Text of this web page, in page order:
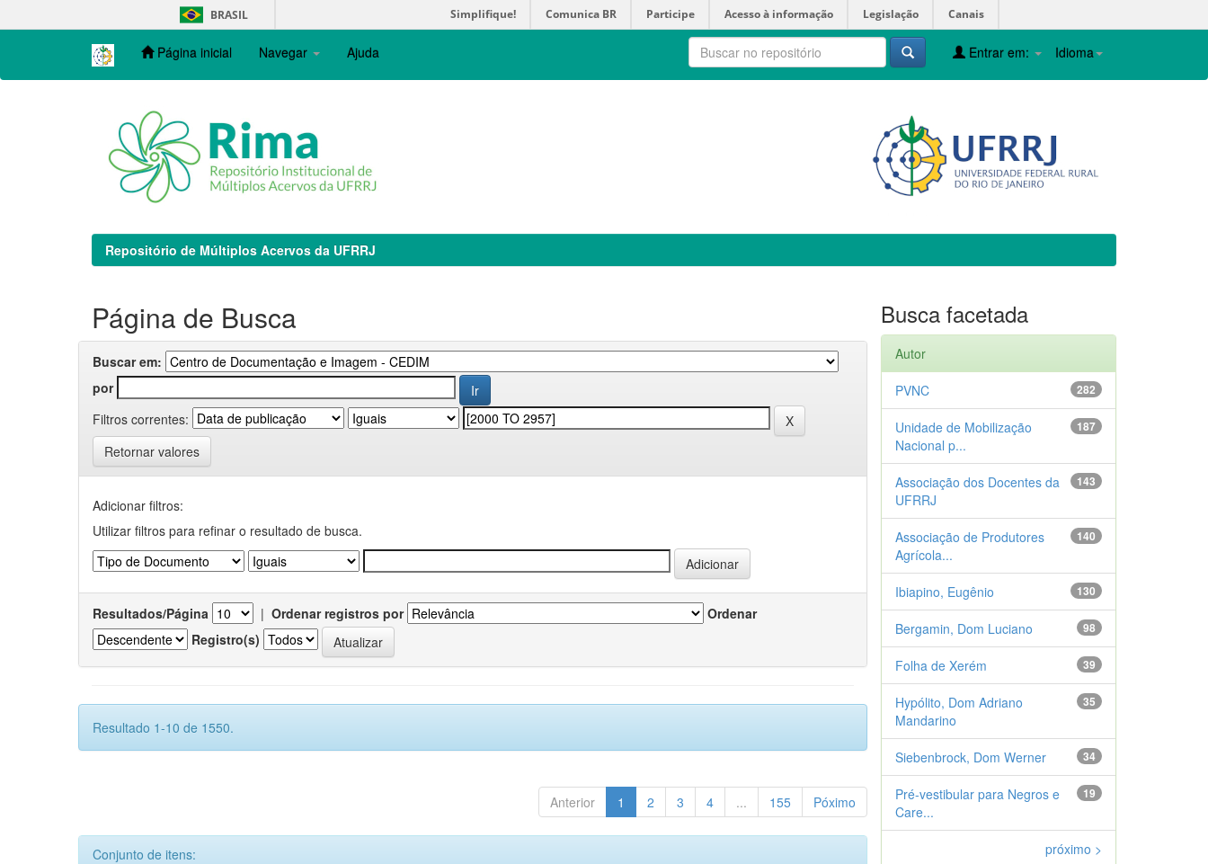
navigation
BRASIL Simplifique! Comunica BR Participe Acesso à informação Legislação Canais
Página inicial Navegar Ajuda Idioma
Entrar em:
Repositório de Múltiplos Acervos da UFRRJ
Página de Busca
Buscar em:
por
Filtros correntes:
Retornar valores
Adicionar filtros:
Utilizar filtros para refinar o resultado de busca.
Resultados/Página | Ordenar registros por
Ordenar
Registro(s)
Resultado 1-10 de 1550.
Anterior 1 2 3 4 ... 155 Póximo
Conjunto de itens:
Busca facetada
Autor
282
PVNC
187
Unidade de Mobilização
Nacional p...
143
Associação dos Docentes da
UFRRJ
140
Associação de Produtores
Agrícola...
130
Ibiapino, Eugênio
98
Bergamin, Dom Luciano
39
Folha de Xerém
35
Hypólito, Dom Adriano
Mandarino
34
Siebenbrock, Dom Werner
19
Pré-vestibular para Negros e
Care...
próximo >